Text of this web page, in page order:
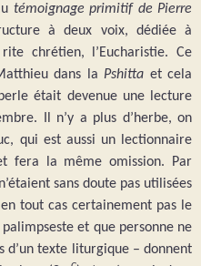
témoignage primitif de Pierre
à deux voix, dédiée à
chrétien, l’Eucharistie. Ce
dans la Pshitta et cela
était devenue une lecture
Il n’y a plus d’herbe, on
qui est aussi un lectionnaire
fera la même omission. Par
sans doute pas utilisées
tout cas certainement pas le
palimpseste et que personne ne
d’un texte liturgique – donnent